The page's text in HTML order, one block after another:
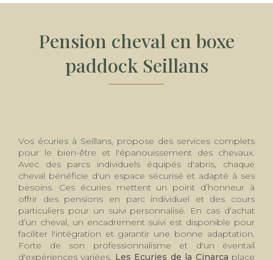
Pension cheval en boxe
paddock Seillans
Vos écuries à Seillans, propose des services complets
pour le bien-être et l'épanouissement des chevaux.
Avec des parcs individuels équipés d'abris, chaque
cheval bénéficie d'un espace sécurisé et adapté à ses
besoins. Ces écuries mettent un point d’honneur à
offrir des pensions en parc individuel et des cours
particuliers pour un suivi personnalisé. En cas d’achat
d’un cheval, un encadrement suivi est disponible pour
faciliter l'intégration et garantir une bonne adaptation.
Forte de son professionnalisme et d'un éventail
d'expériences variées, Les Ecuries de la Cinarca place